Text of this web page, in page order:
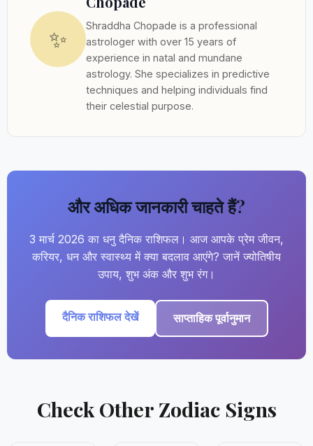
✨
Shraddha Chopade is a professional
astrologer with over 15 years of
experience in natal and mundane
astrology. She specializes in predictive
techniques and helping individuals find
their celestial purpose.
और अधिक जानकारी चाहते हैं?
3 मार्च 2026 का धनु दैनिक राशिफल। आज आपके प्रेम जीवन,
करियर, धन और स्वास्थ्य में क्या बदलाव आएंगे? जानें ज्योतिषीय
उपाय, शुभ अंक और शुभ रंग।
दैनिक राशिफल देखें साप्ताहिक पूर्वानुमान
Check Other Zodiac Signs